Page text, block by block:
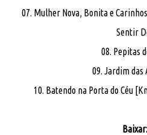
07. Mulher Nova, Bonita e
Sentir
08. Pepitas
09. Jardim das
10. Batendo na Porta do Céu
Baixar: